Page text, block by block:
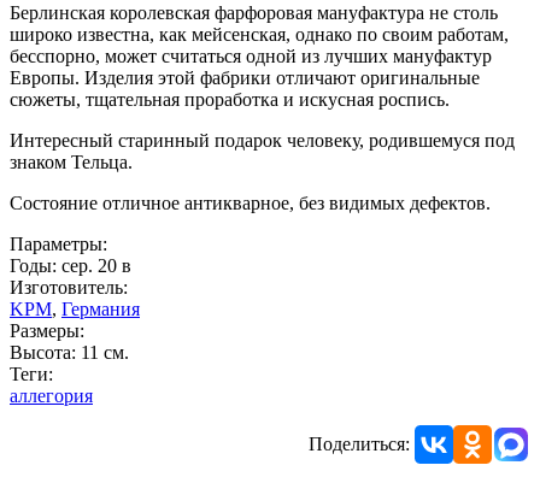
Берлинская королевская фарфоровая мануфактура не столь
широко известна, как мейсенская, однако по своим работам,
бесспорно, может считаться одной из лучших мануфактур
Европы. Изделия этой фабрики отличают оригинальные
сюжеты, тщательная проработка и искусная роспись.
Интересный старинный подарок человеку, родившемуся под
знаком Тельца.
Состояние отличное антикварное, без видимых дефектов.
Параметры:
Годы: сер. 20 в
Изготовитель:
KPM, Германия
Размеры:
Высота: 11 см.
Теги:
аллегория
Поделиться: